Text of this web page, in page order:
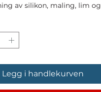
av silikon, maling, lim og
på ulike materialer og
Legg i handlekurven